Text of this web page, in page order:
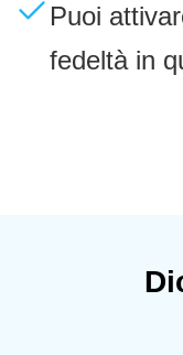
Puoi
fedeltà in